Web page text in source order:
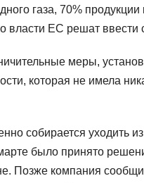
газа, 70% продукции
власти ЕС решат ввести
меры,
которая не имела
собирается уходить
было принято
Позже компания